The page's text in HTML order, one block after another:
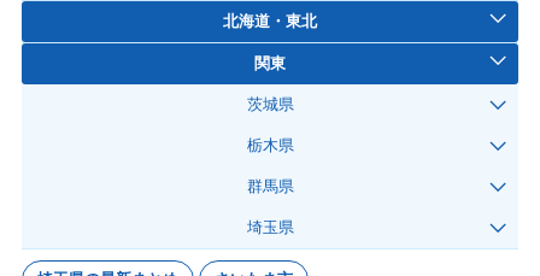
北海道・東北
関東
茨城県
栃木県
群馬県
埼玉県